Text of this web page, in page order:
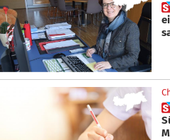
 Oberschule
 So erinnern